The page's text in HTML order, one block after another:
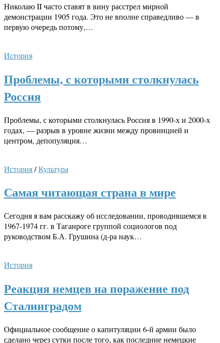
Николаю II часто ставят в вину расстрел мирной
демонстрации 1905 года. Это не вполне справедливо — в
первую очередь потому,…
История
Проблемы, с которыми столкнулась
Россия
Проблемы, с которыми столкнулась Россия в 1990-х и 2000-х
годах, — разрыв в уровне жизни между провинцией и
центром, депопуляция…
История/Культура
Самая читающая страна в мире
Сегодня я вам расскажу об исследовании, проводившемся в
1967-1974 гг. в Таганроге группой социологов под
руководством Б.А. Грушина (д-ра наук…
История
Реакция немцев на поражение под
Сталинградом
Официальное сообщение о капитуляции 6-й армии было
сделано через сутки после того, как последние немецкие